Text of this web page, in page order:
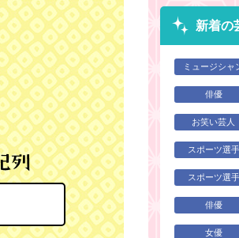
新着の
ミュージシャ
俳優
お笑い芸人
スポーツ選手
スポーツ選手
俳優
女優